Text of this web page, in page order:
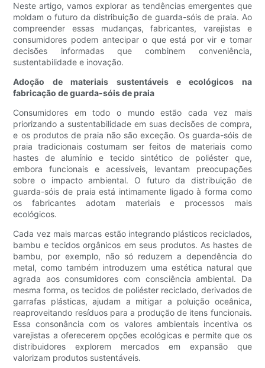
Neste artigo, vamos explorar as tendências emergentes que
moldam o futuro da distribuição de guarda-sóis de praia. Ao
compreender essas mudanças, fabricantes, varejistas e
consumidores podem antecipar o que está por vir e tomar
decisões informadas que combinem conveniência,
sustentabilidade e inovação.
Adoção de materiais sustentáveis ​​e ecológicos na
fabricação de guarda-sóis de praia
Consumidores em todo o mundo estão cada vez mais
priorizando a sustentabilidade em suas decisões de compra,
e os produtos de praia não são exceção. Os guarda-sóis de
praia tradicionais costumam ser feitos de materiais como
hastes de alumínio e tecido sintético de poliéster que,
embora funcionais e acessíveis, levantam preocupações
sobre o impacto ambiental. O futuro da distribuição de
guarda-sóis de praia está intimamente ligado à forma como
os fabricantes adotam materiais e processos mais
ecológicos.
Cada vez mais marcas estão integrando plásticos reciclados,
bambu e tecidos orgânicos em seus produtos. As hastes de
bambu, por exemplo, não só reduzem a dependência do
metal, como também introduzem uma estética natural que
agrada aos consumidores com consciência ambiental. Da
mesma forma, os tecidos de poliéster reciclado, derivados de
garrafas plásticas, ajudam a mitigar a poluição oceânica,
reaproveitando resíduos para a produção de itens funcionais.
Essa consonância com os valores ambientais incentiva os
varejistas a oferecerem opções ecológicas e permite que os
distribuidores explorem mercados em expansão que
valorizam produtos sustentáveis.